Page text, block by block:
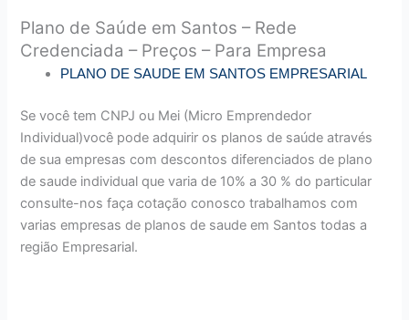
Plano de Saúde em Santos – Rede
Credenciada – Preços – Para Empresa
PLANO DE SAUDE EM SANTOS EMPRESARIAL
Se você tem CNPJ ou Mei (Micro Emprendedor
Individual)você pode adquirir os planos de saúde através
de sua empresas com descontos diferenciados de plano
de saude individual que varia de 10% a 30 % do particular
consulte-nos faça cotação conosco trabalhamos com
varias empresas de planos de saude em Santos todas a
região Empresarial.